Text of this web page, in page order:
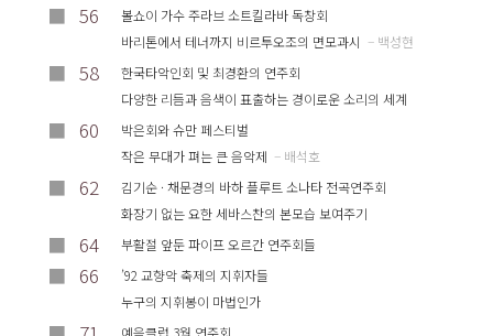
■ 56
볼쇼이 가수 주라브 소트킬라바 독창회
바리톤에서 테너까지 비르투오조의 면모과시 – 백성현
■ 58
한국타악인회 및 최경환의 연주회
다양한 리듬과 음색이 표출하는 경이로운 소리의 세계
■ 60
박은회와 슈만 페스티벌
작은 무대가 펴는 큰 음악제 – 배석호
■ 62
김기순 · 채문경의 바하 플루트 소나타 전곡연주회
화장기 없는 요한 세바스찬의 본모습 보여주기
■ 64 부활절 앞둔 파이프 오르간 연주회들
■ 66
’92 교향악 축제의 지휘자들
누구의 지휘봉이 마법인가
예음클럽 3월 연주회